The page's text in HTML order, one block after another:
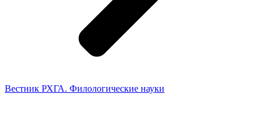
Вестник РХГА. Филологические науки